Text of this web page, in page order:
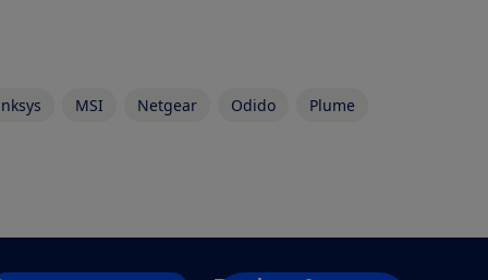
MSI Netgear Odido Plume